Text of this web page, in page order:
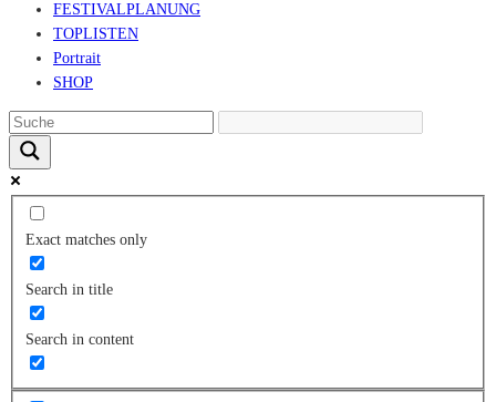
FESTIVALPLANUNG
TOPLISTEN
Portrait
SHOP
Exact matches only
Search in title
Search in content